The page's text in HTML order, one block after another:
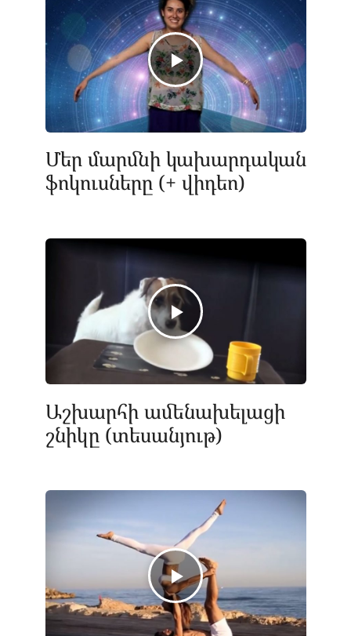
Մեր մարմնի կախարդական
ֆոկուսները (+ վիդեո)
Աշխարհի ամենախելացի
շնիկը (տեսանյութ)